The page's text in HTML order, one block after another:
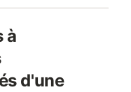
à
d'une